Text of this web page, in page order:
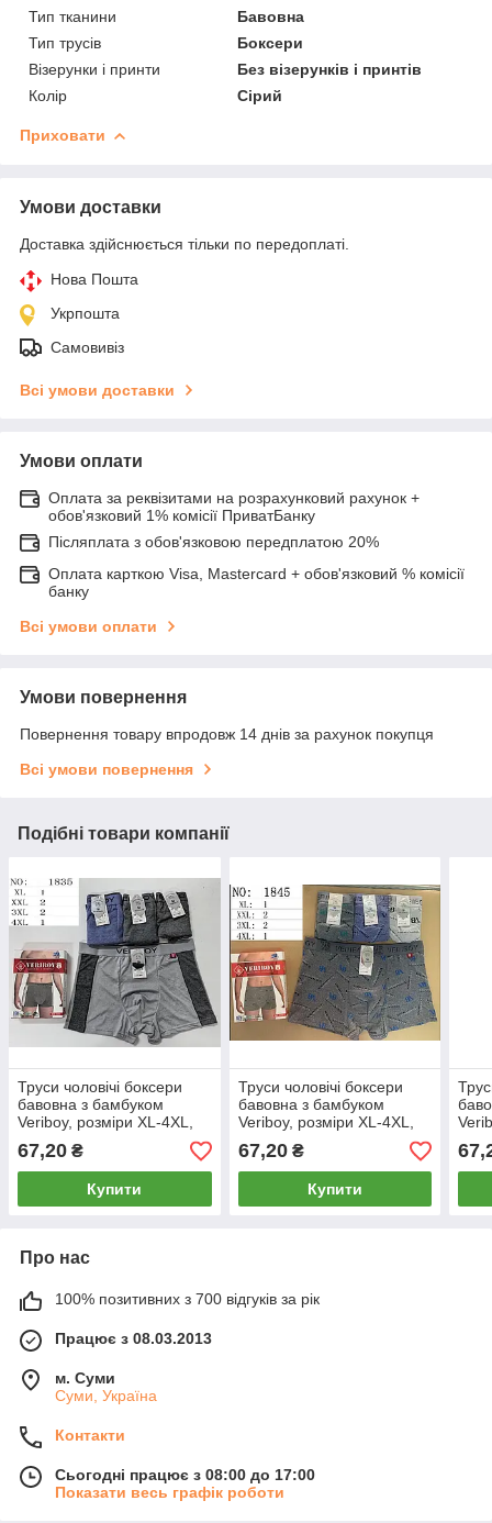
Тип тканини
Бавовна
Тип трусів
Боксери
Візерунки і принти
Без візерунків і принтів
Колір
Сірий
Приховати
Умови доставки
Доставка здійснюється тільки по передоплаті.
Нова Пошта
Укрпошта
Самовивіз
Всі умови доставки
Умови оплати
Оплата за реквізитами на розрахунковий рахунок +
обов'язковий 1% комісії ПриватБанку
Післяплата з обов'язковою передплатою 20%
Оплата карткою Visa, Mastercard + обов'язковий % комісії
банку
Всі умови оплати
Умови повернення
Повернення товару впродовж 14 днів за рахунок покупця
Всі умови повернення
Подібні товари компанії
Труси чоловічі боксери
бавовна з бамбуком
Veriboy, розміри XL-4XL,
асорті, 1835
67,20 ₴
Купити
Труси чоловічі боксери
бавовна з бамбуком
Veriboy, розміри XL-4XL,
асорті, 1845
67,20₴
Купити
Про нас
100% позитивних з 700 відгуків за рік
Працює з 08.03.2013
м. Суми
Суми, Україна
Контакти
Сьогодні працює з 08:00 до 17:00
Показати весь графік роботи